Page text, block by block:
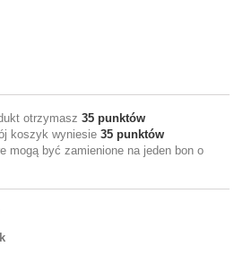
otrzymasz 35 punktów
koszyk wyniesie 35 punktów
mogą być zamienione na jeden bon o